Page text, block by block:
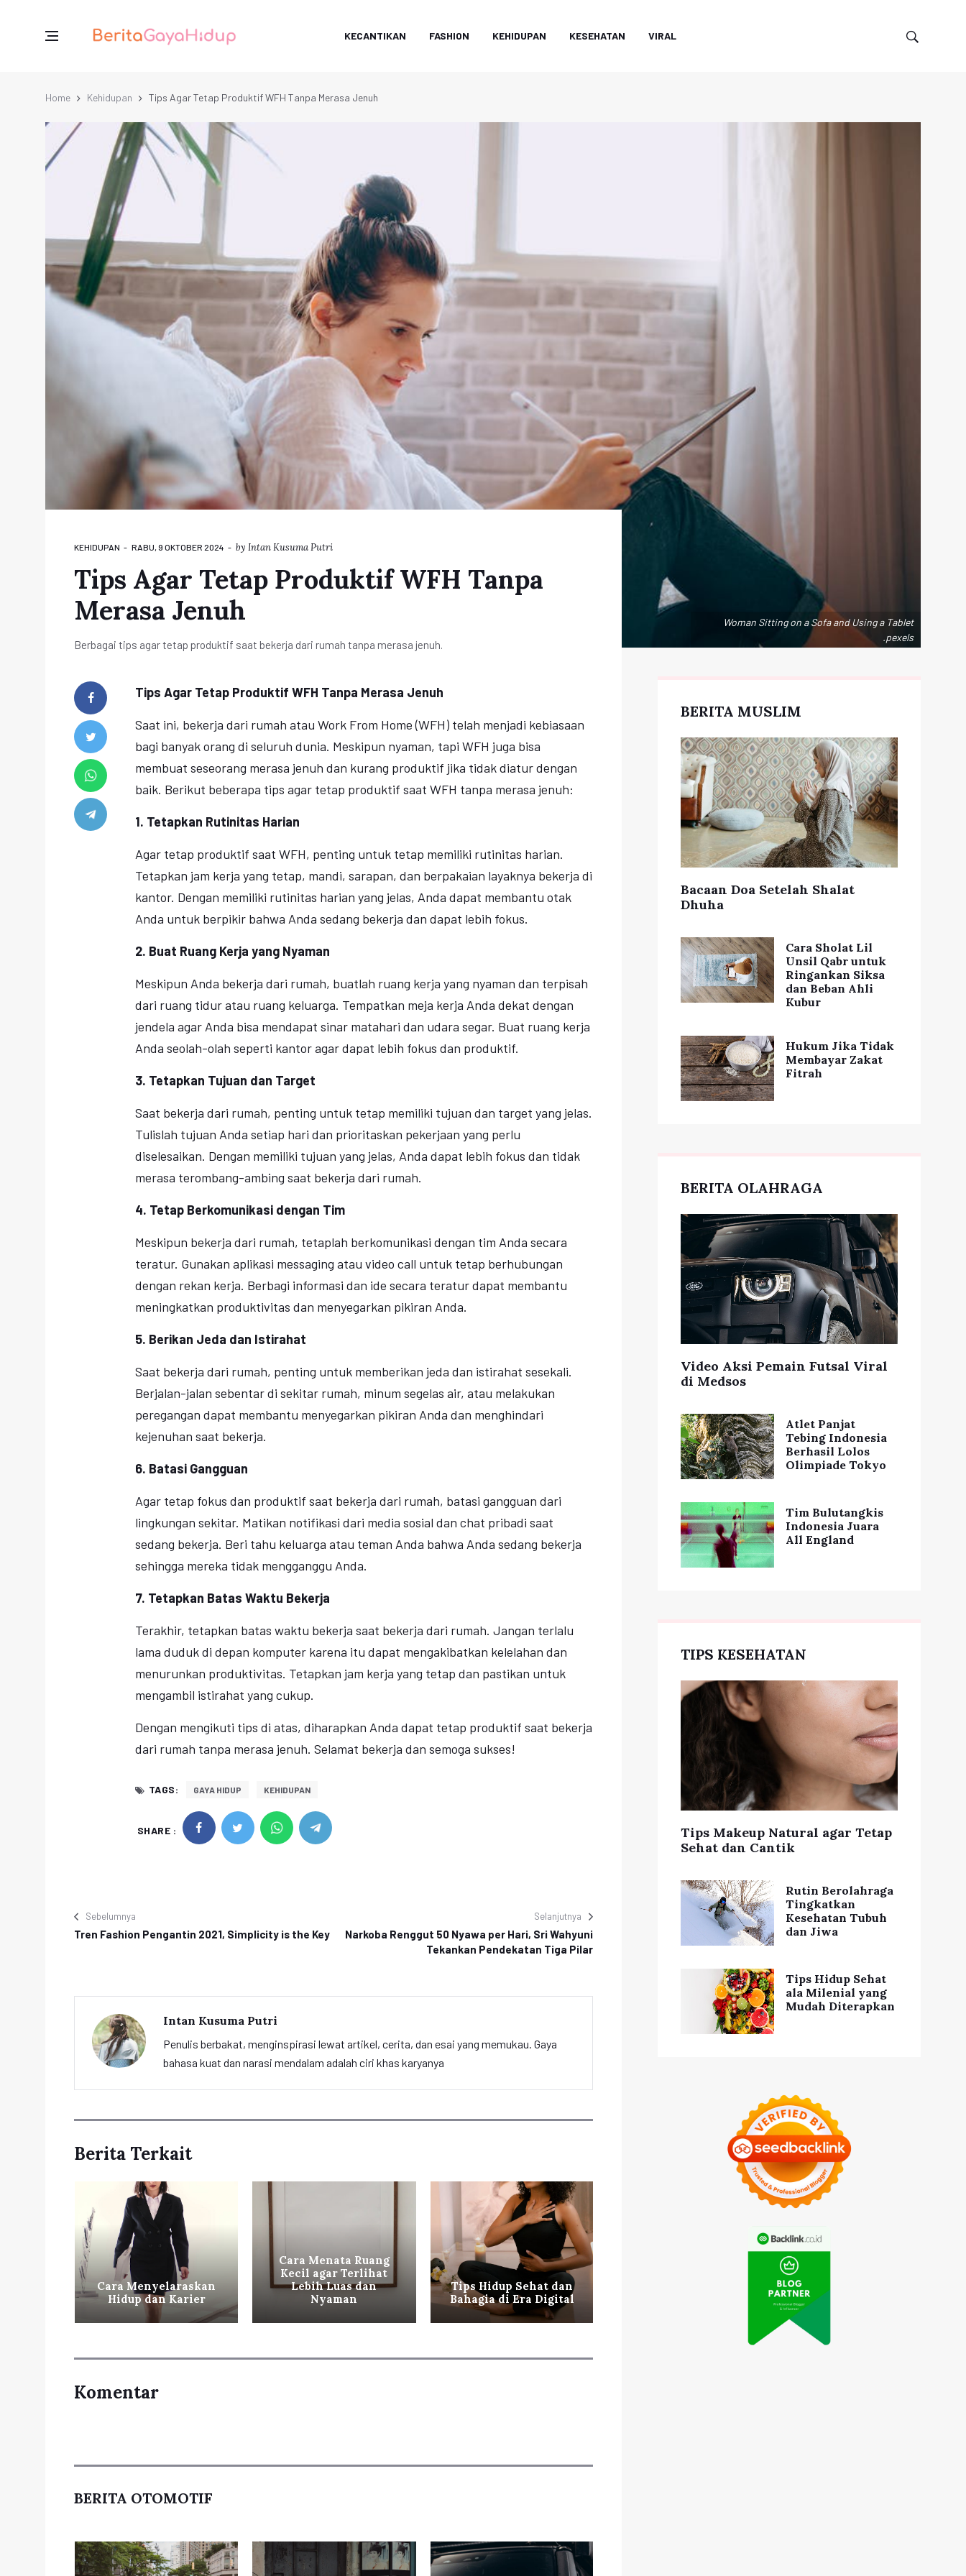
KECANTIKAN FASHION KEHIDUPAN KESEHATAN VIRAL
Home Kehidupan Tips Agar Tetap Produktif WFH Tanpa Merasa Jenuh
Woman Sitting on a Sofa and Using a Tablet
.pexels
KEHIDUPAN RABU, 9 OKTOBER 2024 by Intan Kusuma Putri
Tips Agar Tetap Produktif WFH Tanpa
Merasa Jenuh
Berbagai tips agar tetap produktif saat bekerja dari rumah tanpa merasa jenuh.
Tips Agar Tetap Produktif WFH Tanpa Merasa Jenuh
Saat ini, bekerja dari rumah atau Work From Home (WFH) telah menjadi kebiasaan
bagi banyak orang di seluruh dunia. Meskipun nyaman, tapi WFH juga bisa
membuat seseorang merasa jenuh dan kurang produktif jika tidak diatur dengan
baik. Berikut beberapa tips agar tetap produktif saat WFH tanpa merasa jenuh:
1. Tetapkan Rutinitas Harian
Agar tetap produktif saat WFH, penting untuk tetap memiliki rutinitas harian.
Tetapkan jam kerja yang tetap, mandi, sarapan, dan berpakaian layaknya bekerja di
kantor. Dengan memiliki rutinitas harian yang jelas, Anda dapat membantu otak
Anda untuk berpikir bahwa Anda sedang bekerja dan dapat lebih fokus.
2. Buat Ruang Kerja yang Nyaman
Meskipun Anda bekerja dari rumah, buatlah ruang kerja yang nyaman dan terpisah
dari ruang tidur atau ruang keluarga. Tempatkan meja kerja Anda dekat dengan
jendela agar Anda bisa mendapat sinar matahari dan udara segar. Buat ruang kerja
Anda seolah-olah seperti kantor agar dapat lebih fokus dan produktif.
3. Tetapkan Tujuan dan Target
Saat bekerja dari rumah, penting untuk tetap memiliki tujuan dan target yang jelas.
Tulislah tujuan Anda setiap hari dan prioritaskan pekerjaan yang perlu
diselesaikan. Dengan memiliki tujuan yang jelas, Anda dapat lebih fokus dan tidak
merasa terombang-ambing saat bekerja dari rumah.
4. Tetap Berkomunikasi dengan Tim
Meskipun bekerja dari rumah, tetaplah berkomunikasi dengan tim Anda secara
teratur. Gunakan aplikasi messaging atau video call untuk tetap berhubungan
dengan rekan kerja. Berbagi informasi dan ide secara teratur dapat membantu
meningkatkan produktivitas dan menyegarkan pikiran Anda.
5. Berikan Jeda dan Istirahat
Saat bekerja dari rumah, penting untuk memberikan jeda dan istirahat sesekali.
Berjalan-jalan sebentar di sekitar rumah, minum segelas air, atau melakukan
peregangan dapat membantu menyegarkan pikiran Anda dan menghindari
kejenuhan saat bekerja.
6. Batasi Gangguan
Agar tetap fokus dan produktif saat bekerja dari rumah, batasi gangguan dari
lingkungan sekitar. Matikan notifikasi dari media sosial dan chat pribadi saat
sedang bekerja. Beri tahu keluarga atau teman Anda bahwa Anda sedang bekerja
sehingga mereka tidak mengganggu Anda.
7. Tetapkan Batas Waktu Bekerja
Terakhir, tetapkan batas waktu bekerja saat bekerja dari rumah. Jangan terlalu
lama duduk di depan komputer karena itu dapat mengakibatkan kelelahan dan
menurunkan produktivitas. Tetapkan jam kerja yang tetap dan pastikan untuk
mengambil istirahat yang cukup.
Dengan mengikuti tips di atas, diharapkan Anda dapat tetap produktif saat bekerja
dari rumah tanpa merasa jenuh. Selamat bekerja dan semoga sukses!
TAGS: GAYA HIDUP KEHIDUPAN
SHARE :
Sebelumnya
Tren Fashion Pengantin 2021, Simplicity is the Key
Selanjutnya
Narkoba Renggut 50 Nyawa per Hari, Sri Wahyuni
Tekankan Pendekatan Tiga Pilar
Intan Kusuma Putri
Penulis berbakat, menginspirasi lewat artikel, cerita, dan esai yang memukau. Gaya
bahasa kuat dan narasi mendalam adalah ciri khas karyanya
Berita Terkait
Cara Menyelaraskan
Hidup dan Karier
Cara Menata Ruang
Kecil agar Terlihat
Lebih Luas dan
Nyaman
Tips Hidup Sehat dan
Bahagia di Era Digital
Komentar
BERITA OTOMOTIF
BERITA MUSLIM
Bacaan Doa Setelah Shalat
Dhuha
Cara Sholat Lil
Unsil Qabr untuk
Ringankan Siksa
dan Beban Ahli
Kubur
Hukum Jika Tidak
Membayar Zakat
Fitrah
BERITA OLAHRAGA
Video Aksi Pemain Futsal Viral
di Medsos
Atlet Panjat
Tebing Indonesia
Berhasil Lolos
Olimpiade Tokyo
Tim Bulutangkis
Indonesia Juara
All England
TIPS KESEHATAN
Tips Makeup Natural agar Tetap
Sehat dan Cantik
Rutin Berolahraga
Tingkatkan
Kesehatan Tubuh
dan Jiwa
Tips Hidup Sehat
ala Milenial yang
Mudah Diterapkan